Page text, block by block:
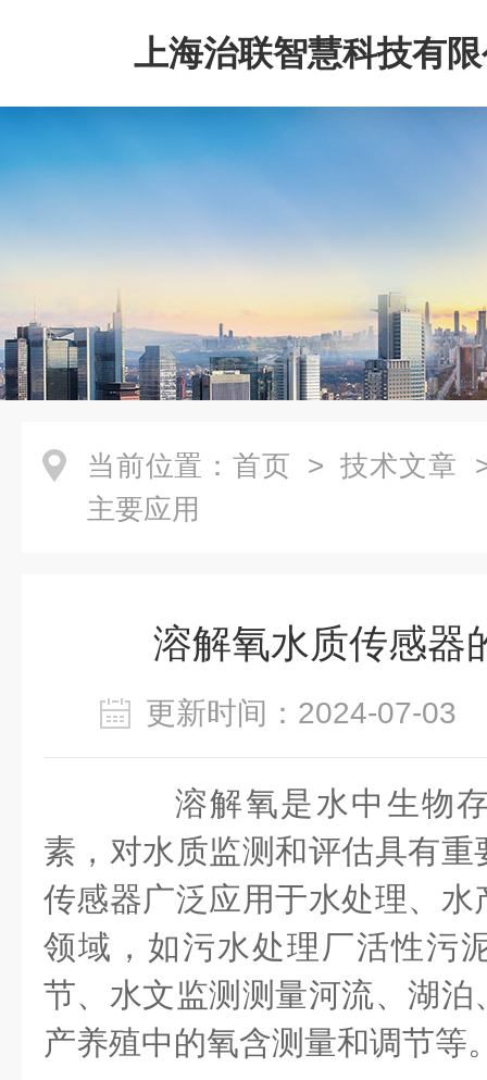
上海治联智慧科技有
当前位置： 首页 > 技术文章
主要应用
溶解氧水质传感器
更新时间：2024-07-
溶解氧是水中生物存
素，对水质监测和评估具有
传感器广泛应用于水处理、
领域，如污水处理厂活性污
节、水文监测测量河流、湖
产养殖中的氧含测量和调节等